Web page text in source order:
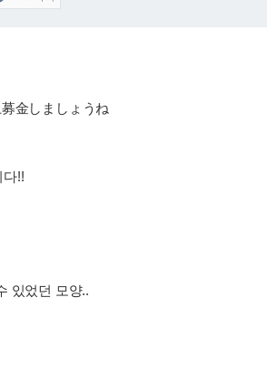
金しましょうね
다!!
있었던 모양..